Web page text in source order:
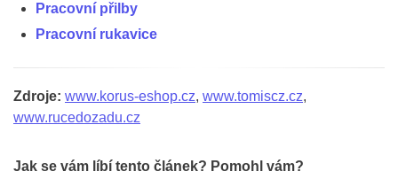
Pracovní přilby
Pracovní rukavice
Zdroje: www.korus-eshop.cz, www.tomiscz.cz,
www.rucedozadu.cz
Jak se vám líbí tento článek? Pomohl vám?